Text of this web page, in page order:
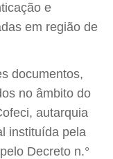
e
em região de
documentos,
no âmbito do
autarquia
instituída pela
Decreto n.°